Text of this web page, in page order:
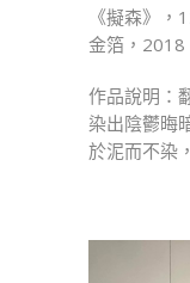
《擬森》
金箔，2018
作品說明：
染出陰鬱晦
於泥而不染